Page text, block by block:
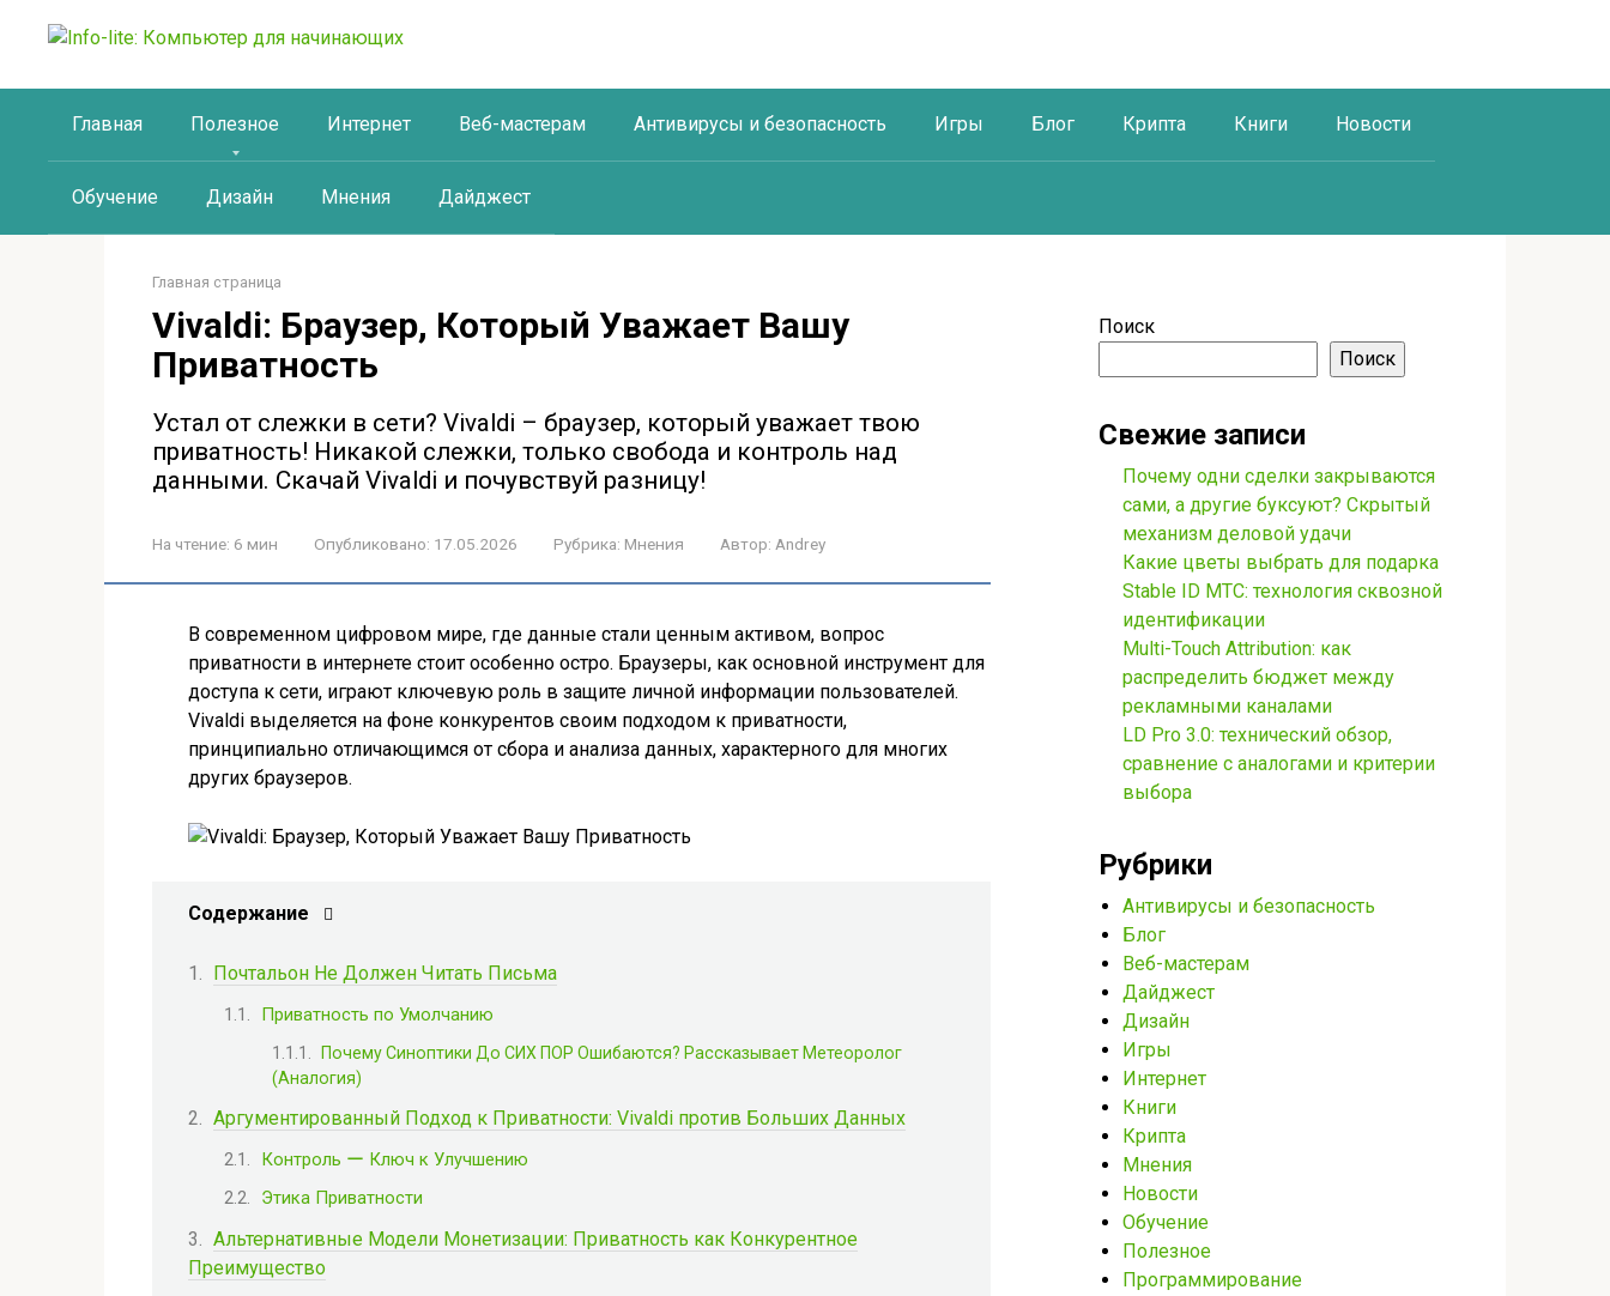
Главная Полезное Интернет Веб-мастерам Антивирусы и безопасность Игры Блог Крипта Книги Новости
Обучение Дизайн Мнения Дайджест
Главная страница
Vivaldi: Браузер, Который Уважает Вашу
Приватность
Устал от слежки в сети? Vivaldi – браузер, который уважает твою
приватность! Никакой слежки, только свобода и контроль над
данными. Скачай Vivaldi и почувствуй разницу!
На чтение: 6 мин Опубликовано: 17.05.2026 Рубрика: Мнения Автор: Andrey
В современном цифровом мире, где данные стали ценным активом, вопрос
приватности в интернете стоит особенно остро. Браузеры, как основной инструмент для
доступа к сети, играют ключевую роль в защите личной информации пользователей.
Vivaldi выделяется на фоне конкурентов своим подходом к приватности,
принципиально отличающимся от сбора и анализа данных, характерного для многих
других браузеров.
Содержание
Почтальон Не Должен Читать Письма
Приватность по Умолчанию
Почему Синоптики До СИХ ПОР Ошибаются? Рассказывает Метеоролог
(Аналогия)
Аргументированный Подход к Приватности: Vivaldi против Больших Данных
Контроль ー Ключ к Улучшению
Этика Приватности
Альтернативные Модели Монетизации: Приватность как Конкурентное
Преимущество
Поиск
Поиск
Свежие записи
Почему одни сделки закрываются
сами, а другие буксуют? Скрытый
механизм деловой удачи
Какие цветы выбрать для подарка
Stable ID МТС: технология сквозной
идентификации
Multi-Touch Attribution: как
распределить бюджет между
рекламными каналами
LD Pro 3.0: технический обзор,
сравнение с аналогами и критерии
выбора
Рубрики
Антивирусы и безопасность
Блог
Веб-мастерам
Дайджест
Дизайн
Игры
Интернет
Книги
Крипта
Мнения
Новости
Обучение
Полезное
Программирование